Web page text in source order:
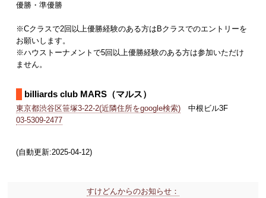
優勝・準優勝
※Cクラスで2回以上優勝経験のある方はBクラスでのエントリーを
お願いします。
※ハウストーナメントで5回以上優勝経験のある方は参加いただけ
ません。
billiards club MARS（マルス）
東京都渋谷区笹塚3-22-2(近隣住所をgoogle検索)中根ビル3F
03-5309-2477
(自動更新:2025-04-12)
すけどんからのお知らせ：